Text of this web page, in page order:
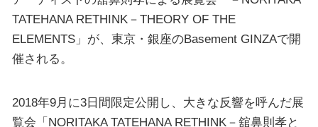
TATEHANA RETHINK－THEORY OF THE
ELEMENTS」が、東京・銀座のBasement GINZAで開
催される。
2018年9月に3日間限定公開し、大きな反響を呼んだ展
覧会「NORITAKA TATEHANA RETHINK－舘鼻則孝と